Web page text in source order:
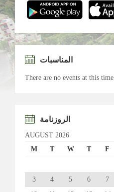
المناسبات
There are no events at this time.
الروزنامة
AUGUST 2026
M
T W T F
3
4 5 6 7